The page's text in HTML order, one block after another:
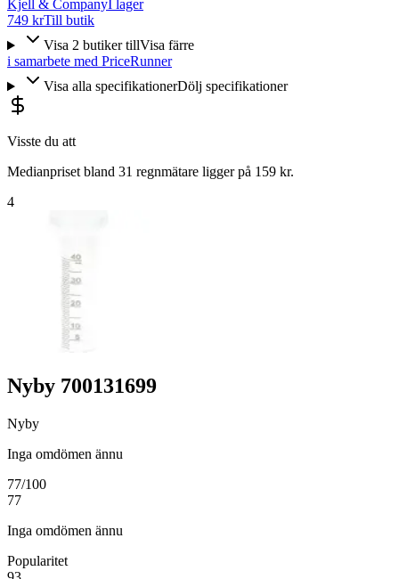
Kjell & CompanyI lager
749 krTill butik
Visa 2 butiker tillVisa färre
i samarbete med PriceRunner
Visa alla specifikationerDölj specifikationer
Visste du att
Medianpriset bland 31 regnmätare ligger på 159 kr.
4
Nyby 700131699
Nyby
Inga omdömen ännu
77/100
77
Inga omdömen ännu
Popularitet